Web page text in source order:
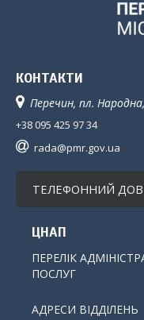
КОНТАКТИ
Перечин, пл.
+38 095 425 97 34
rada@pmr.gov.ua
ТЕЛЕФОННИЙ
ЦНАП
ПЕРЕЛІК
АДРЕСИ ВІДДІЛЕНЬ